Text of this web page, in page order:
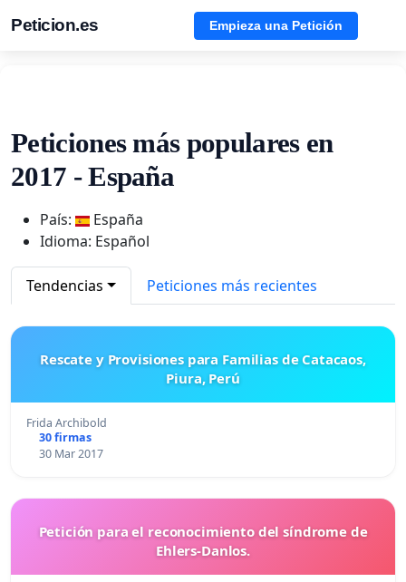
Peticion.es Empieza una Petición
Peticiones más populares en
2017 - España
País:
España
Idioma: Español
Tendencias Peticiones más recientes
Rescate y Provisiones para Familias de Catacaos,
Piura, Perú
Frida Archibold
30 firmas
30 Mar 2017
Petición para el reconocimiento del síndrome de
Ehlers-Danlos.